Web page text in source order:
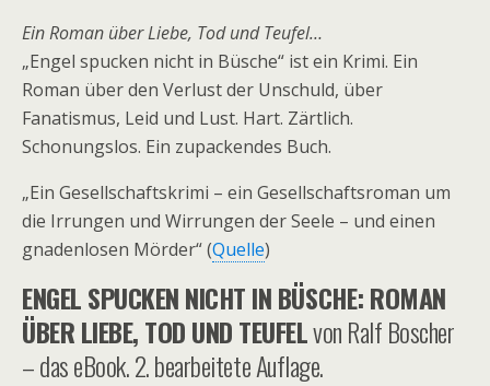
Ein Roman über Liebe, Tod und Teufel…
„Engel spucken nicht in Büsche“ ist ein Krimi. Ein
Roman über den Verlust der Unschuld, über
Fanatismus, Leid und Lust. Hart. Zärtlich.
Schonungslos. Ein zupackendes Buch.
„Ein Gesellschaftskrimi – ein Gesellschaftsroman um
die Irrungen und Wirrungen der Seele – und einen
gnadenlosen Mörder“ (Quelle)
ENGEL SPUCKEN NICHT IN BÜSCHE: ROMAN
ÜBER LIEBE, TOD UND TEUFELvon Ralf Boscher
– das eBook. 2. bearbeitete Auflage.